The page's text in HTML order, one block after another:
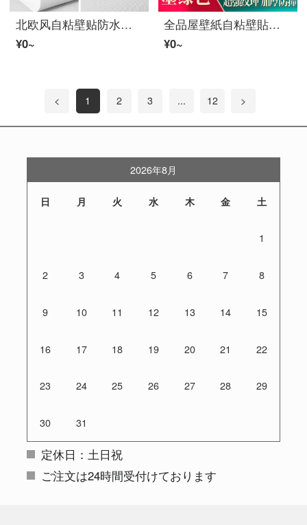
北欧风自粘壁贴防水防湿壁纸附带背胶寝室壁纸家具翻新贴寮リビングテレビ背景壁装饰贴厨房防油贴纸モランディ纯白0.6*3 m
¥0~
全品屋壁紙自粘壁貼加厚亜麻pvc防水壁貼シリコン藻泥寝室リビンガー寮寝室テレビ装飾紙貼背景壁翻新貼膜亜麻墨緑
¥0~
< 1 2 3 ... 12 >
2026年8月
日 月 火 水 木 金 土
1
2 3 4 5 6 7 8
9 10 11 12 13 14 15
16 17 18 19 20 21 22
23 24 25 26 27 28 29
30 31
定休日：土日祝
ご注文は24時間受付けております